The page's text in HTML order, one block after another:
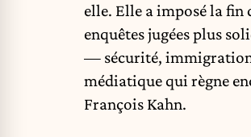
elle. Elle a imposé la
enquêtes jugées plus
— sécurité,
médiatique qui règne
François Kahn.